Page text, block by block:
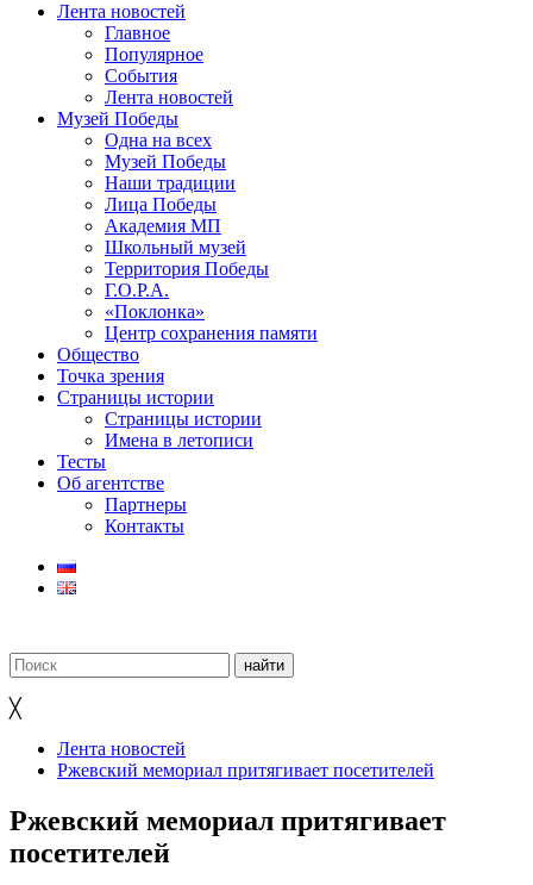
Лента новостей
Главное
Популярное
События
Лента новостей
Музей Победы
Одна на всех
Музей Победы
Наши традиции
Лица Победы
Академия МП
Школьный музей
Территория Победы
Г.О.Р.А.
«Поклонка»
Центр сохранения памяти
Общество
Точка зрения
Страницы истории
Страницы истории
Имена в летописи
Тесты
Об агентстве
Партнеры
Контакты
╳
Лента новостей
Ржевский мемориал притягивает посетителей
Ржевский мемориал притягивает
посетителей